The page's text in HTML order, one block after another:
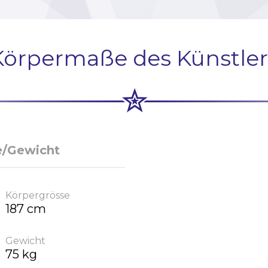
des
Gewicht
Körpergrösse
187 cm
Gewicht
75 kg